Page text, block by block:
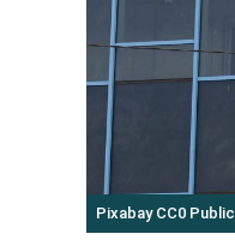
Pixabay CC0